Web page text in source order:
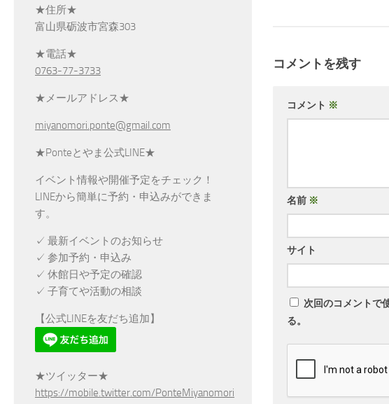
コメントを残す
コメント ※
名前 ※
サイト
次回のコメントで
る。
★住所★
富山県砺波市宮森303
★電話★
0763-77-3733
★メールアドレス★
miyanomori.ponte@gmail.com
★Ponteとやま公式LINE★
イベント情報や開催予定をチェック！
LINEから簡単に予約・申込みができま
す。
✓ 最新イベントのお知らせ
✓ 参加予約・申込み
✓ 休館日や予定の確認
✓ 子育てや活動の相談
【公式LINEを友だち追加】
★ツイッター★
https://mobile.twitter.com/PonteMiyanomori